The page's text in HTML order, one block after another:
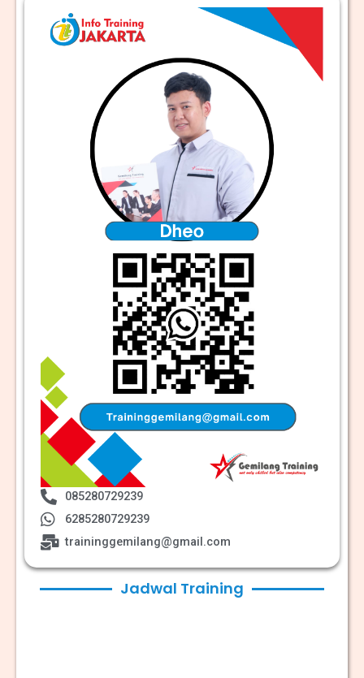
085280729239
6285280729239
traininggemilang@gmail.com
Jadwal Training